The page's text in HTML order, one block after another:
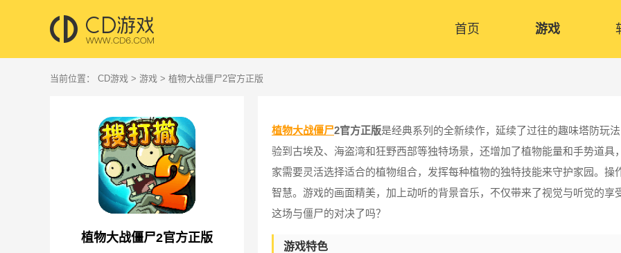
首页 游戏
当前位置： CD游戏 > 游戏 > 植物大战僵尸2官方正版
植物大战僵尸2官方正版
植物大战僵尸2官方正版是经典系列的全新续作，延续了过往的趣味塔防玩
验到古埃及、海盗湾和狂野西部等独特场景，还增加了植物能量和手势道
家需要灵活选择适合的植物组合，发挥每种植物的独特技能来守护家园。
智慧。游戏的画面精美，加上动听的背景音乐，不仅带来了视觉与听觉的
这场与僵尸的对决了吗？
游戏特色